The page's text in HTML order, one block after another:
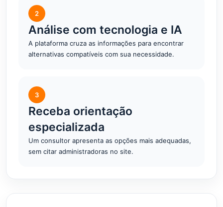
2
Análise com tecnologia e IA
A plataforma cruza as informações para encontrar
alternativas compatíveis com sua necessidade.
3
Receba orientação
especializada
Um consultor apresenta as opções mais adequadas,
sem citar administradoras no site.